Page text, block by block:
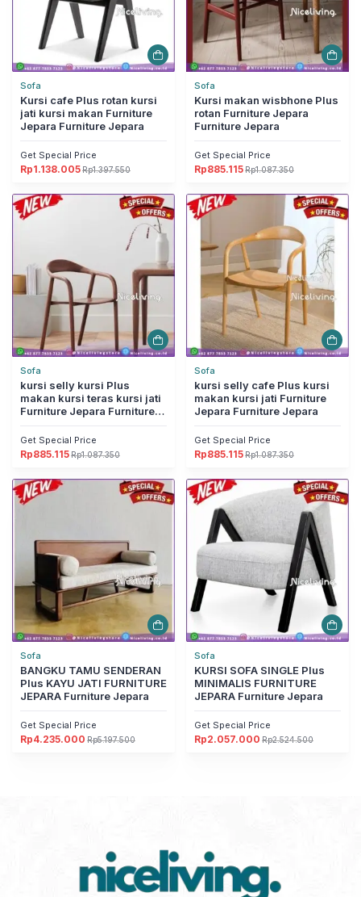
Sofa
Kursi cafe Plus rotan kursi
jati kursi makan Furniture
Jepara Furniture Jepara
Get Special Price
Rp1.397.550
Harga
adalah:
Rp1.397.550.
Rp1.138.005
Harga
ini
adalah:
Rp1.138.005.
Sofa
Kursi makan wisbhone Plus
rotan Furniture Jepara
Furniture Jepara
Get Special Price
Rp1.087.350
Harga
adalah:
Rp1.087.350.
Rp885.115
Harga
ini
adalah:
Rp885.115.
Sofa
kursi selly kursi Plus
makan kursi teras kursi jati
Furniture Jepara Furniture
Get Special Price
Rp1.087.350
Harga
adalah:
Rp1.087.350.
Rp885.115
Harga
ini
adalah:
Rp885.115.
Sofa
kursi selly cafe Plus kursi
makan kursi jati Furniture
Jepara Furniture Jepara
Get Special Price
Rp1.087.350
Harga
adalah:
Rp1.087.350.
Rp885.115
Harga
ini
adalah:
Rp885.115.
Sofa
BANGKU TAMU SENDERAN
Plus KAYU JATI FURNITURE
JEPARA Furniture Jepara
Get Special Price
Rp5.197.500
Harga
Rp4.235.000
Harga
Sofa
KURSI SOFA SINGLE Plus
MINIMALIS FURNITURE
JEPARA Furniture Jepara
Get Special Price
Rp2.524.500
Harga
Rp2.057.000
Harga